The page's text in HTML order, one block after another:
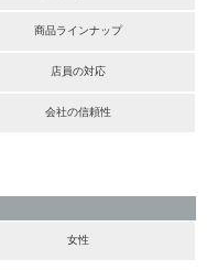
商品ラインナップ
店員の対応
会社の信頼性
女性